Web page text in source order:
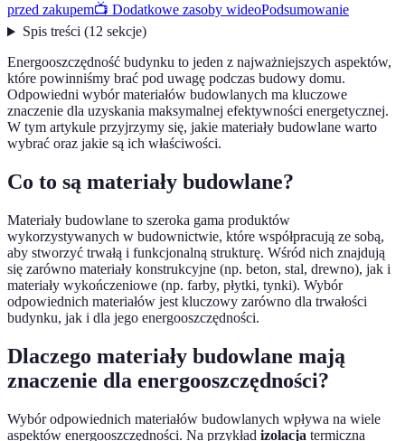
przed zakupem📺 Dodatkowe zasoby wideoPodsumowanie
Spis treści(12 sekcje)
Energooszczędność budynku to jeden z najważniejszych aspektów,
które powinniśmy brać pod uwagę podczas budowy domu.
Odpowiedni wybór materiałów budowlanych ma kluczowe
znaczenie dla uzyskania maksymalnej efektywności energetycznej.
W tym artykule przyjrzymy się, jakie materiały budowlane warto
wybrać oraz jakie są ich właściwości.
Co to są materiały budowlane?
Materiały budowlane to szeroka gama produktów
wykorzystywanych w budownictwie, które współpracują ze sobą,
aby stworzyć trwałą i funkcjonalną strukturę. Wśród nich znajdują
się zarówno materiały konstrukcyjne (np. beton, stal, drewno), jak i
materiały wykończeniowe (np. farby, płytki, tynki). Wybór
odpowiednich materiałów jest kluczowy zarówno dla trwałości
budynku, jak i dla jego energooszczędności.
Dlaczego materiały budowlane mają
znaczenie dla energooszczędności?
Wybór odpowiednich materiałów budowlanych wpływa na wiele
aspektów energooszczędności. Na przykład izolacja termiczna